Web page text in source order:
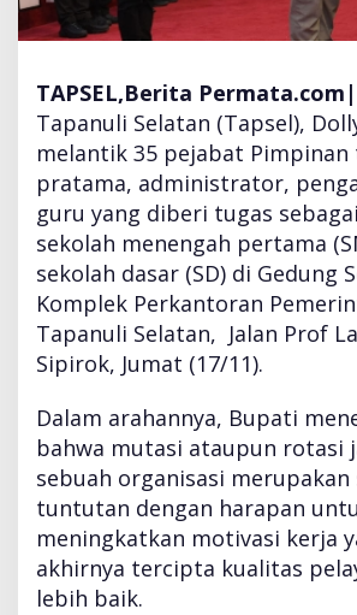
a
a
t
P
i
m
p
n
a
n
T
i
n
g
i
P
r
a
t
a
TAPSEL,Berita
Tapanuli Selatan (Tapsel),
melantik 35 pejabat
pratama, administrator,
guru yang diberi tugas
sekolah menengah pertama
sekolah dasar (SD) di Gedung
Komplek Perkantoran
Tapanuli Selatan, Jalan Prof
Sipirok, Jumat (17/11).
Dalam arahannya, Bupati
bahwa mutasi ataupun rotasi
sebuah organisasi merupakan
tuntutan dengan harapan
meningkatkan motivasi kerja
akhirnya tercipta kualitas
lebih baik.